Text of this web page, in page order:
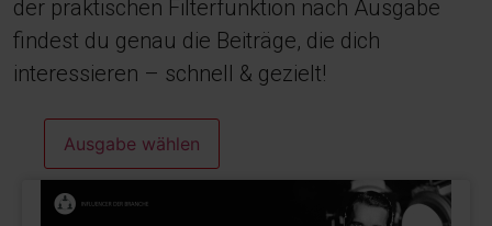
der praktischen Filterfunktion nach Ausgabe
findest du genau die Beiträge, die dich
interessieren – schnell & gezielt!
Ausgabe wählen